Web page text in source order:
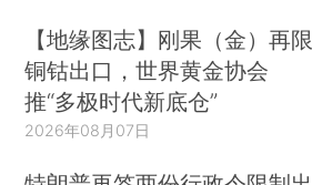
【地缘图志】刚果（金）再限
铜钴出口，世界黄金协会
推“多极时代新底仓”
2026年08月07日